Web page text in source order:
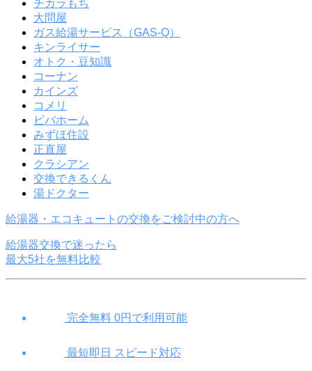
チカラもち
大問屋
ガス給湯サービス（GAS-Q）
キンライサー
オトク・豆知識
コーナン
カインズ
コメリ
ビバホーム
みずほ住設
正直屋
クラシアン
交換できるくん
湯ドクター
給湯器・ エコキュート の交換をご検討中の方へ
給湯器交換で迷ったら
最大5社を無料比較
完全無料 0円で利用可能
最短即日 スピード対応